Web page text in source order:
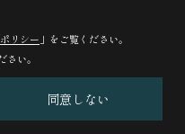
か？
ちしております。
リシー 」をご覧ください。
い。
同意しない